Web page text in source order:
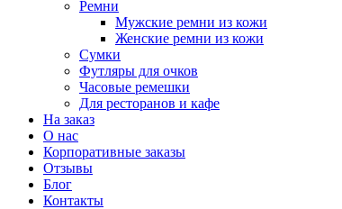
Ремни
Мужские ремни из кожи
Женские ремни из кожи
Сумки
Футляры для очков
Часовые ремешки
Для ресторанов и кафе
На заказ
О нас
Корпоративные заказы
Отзывы
Блог
Контакты